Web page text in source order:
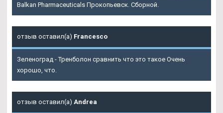
Balkan Pharmaceuticals Прокопьевск. Сборной.
отзыв оставил(а) Francesco
Зеленоград - Тренболон сравнить что это такое Очень
хорошо, что.
отзыв оставил(а) Andrea